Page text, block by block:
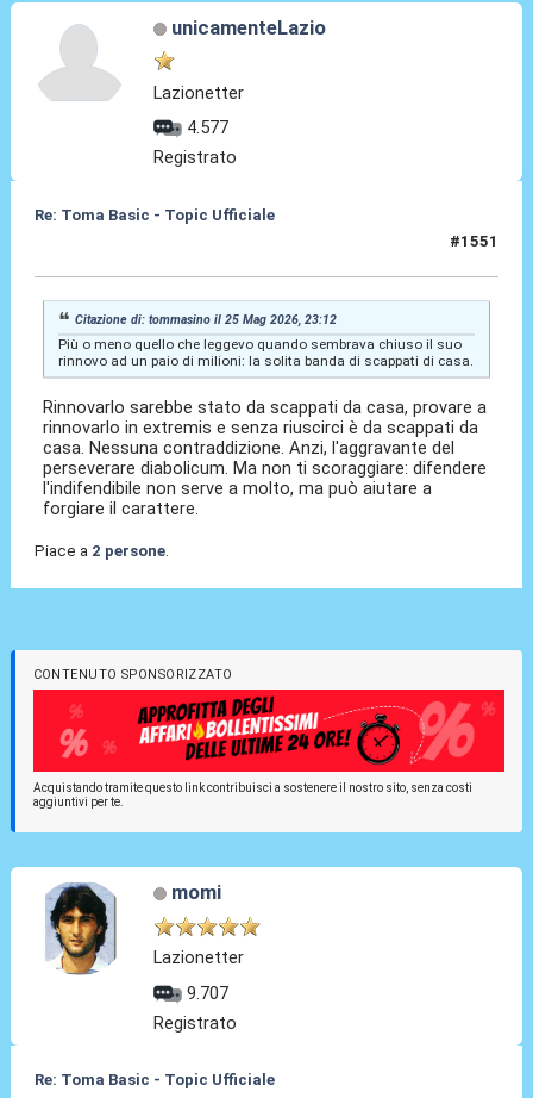
unicamenteLazio
Lazionetter
4.577
Registrato
Re: Toma Basic - Topic Ufficiale
#1551
Citazione di: tommasino il 25 Mag 2026, 23:12
Più o meno quello che leggevo quando sembrava chiuso il suo
rinnovo ad un paio di milioni: la solita banda di scappati di casa.
Rinnovarlo sarebbe stato da scappati da casa, provare a
rinnovarlo in extremis e senza riuscirci è da scappati da
casa. Nessuna contraddizione. Anzi, l'aggravante del
perseverare diabolicum. Ma non ti scoraggiare: difendere
l'indifendibile non serve a molto, ma può aiutare a
forgiare il carattere.
Piace a 2 persone.
CONTENUTO SPONSORIZZATO
Acquistando tramite questo link contribuisci a sostenere il nostro sito, senza costi
aggiuntivi per te.
momi
Lazionetter
9.707
Registrato
Re: Toma Basic - Topic Ufficiale